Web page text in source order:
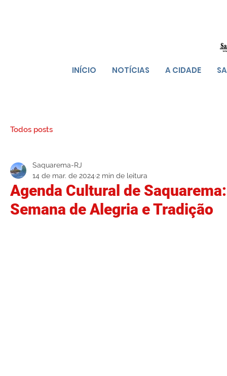
INÍCIO NOTÍCIAS A CIDADE
Todos posts
Agenda Cultural de
Semana de Alegria e Tradição
Saquarema-RJ
14 de mar. de 2024 2 min de leitura